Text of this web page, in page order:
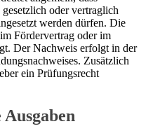
oder vertraglich
werden dürfen. Die
Fördervertrag oder im
Der Nachweis erfolgt in der
Zusätzlich
ein Prüfungsrecht